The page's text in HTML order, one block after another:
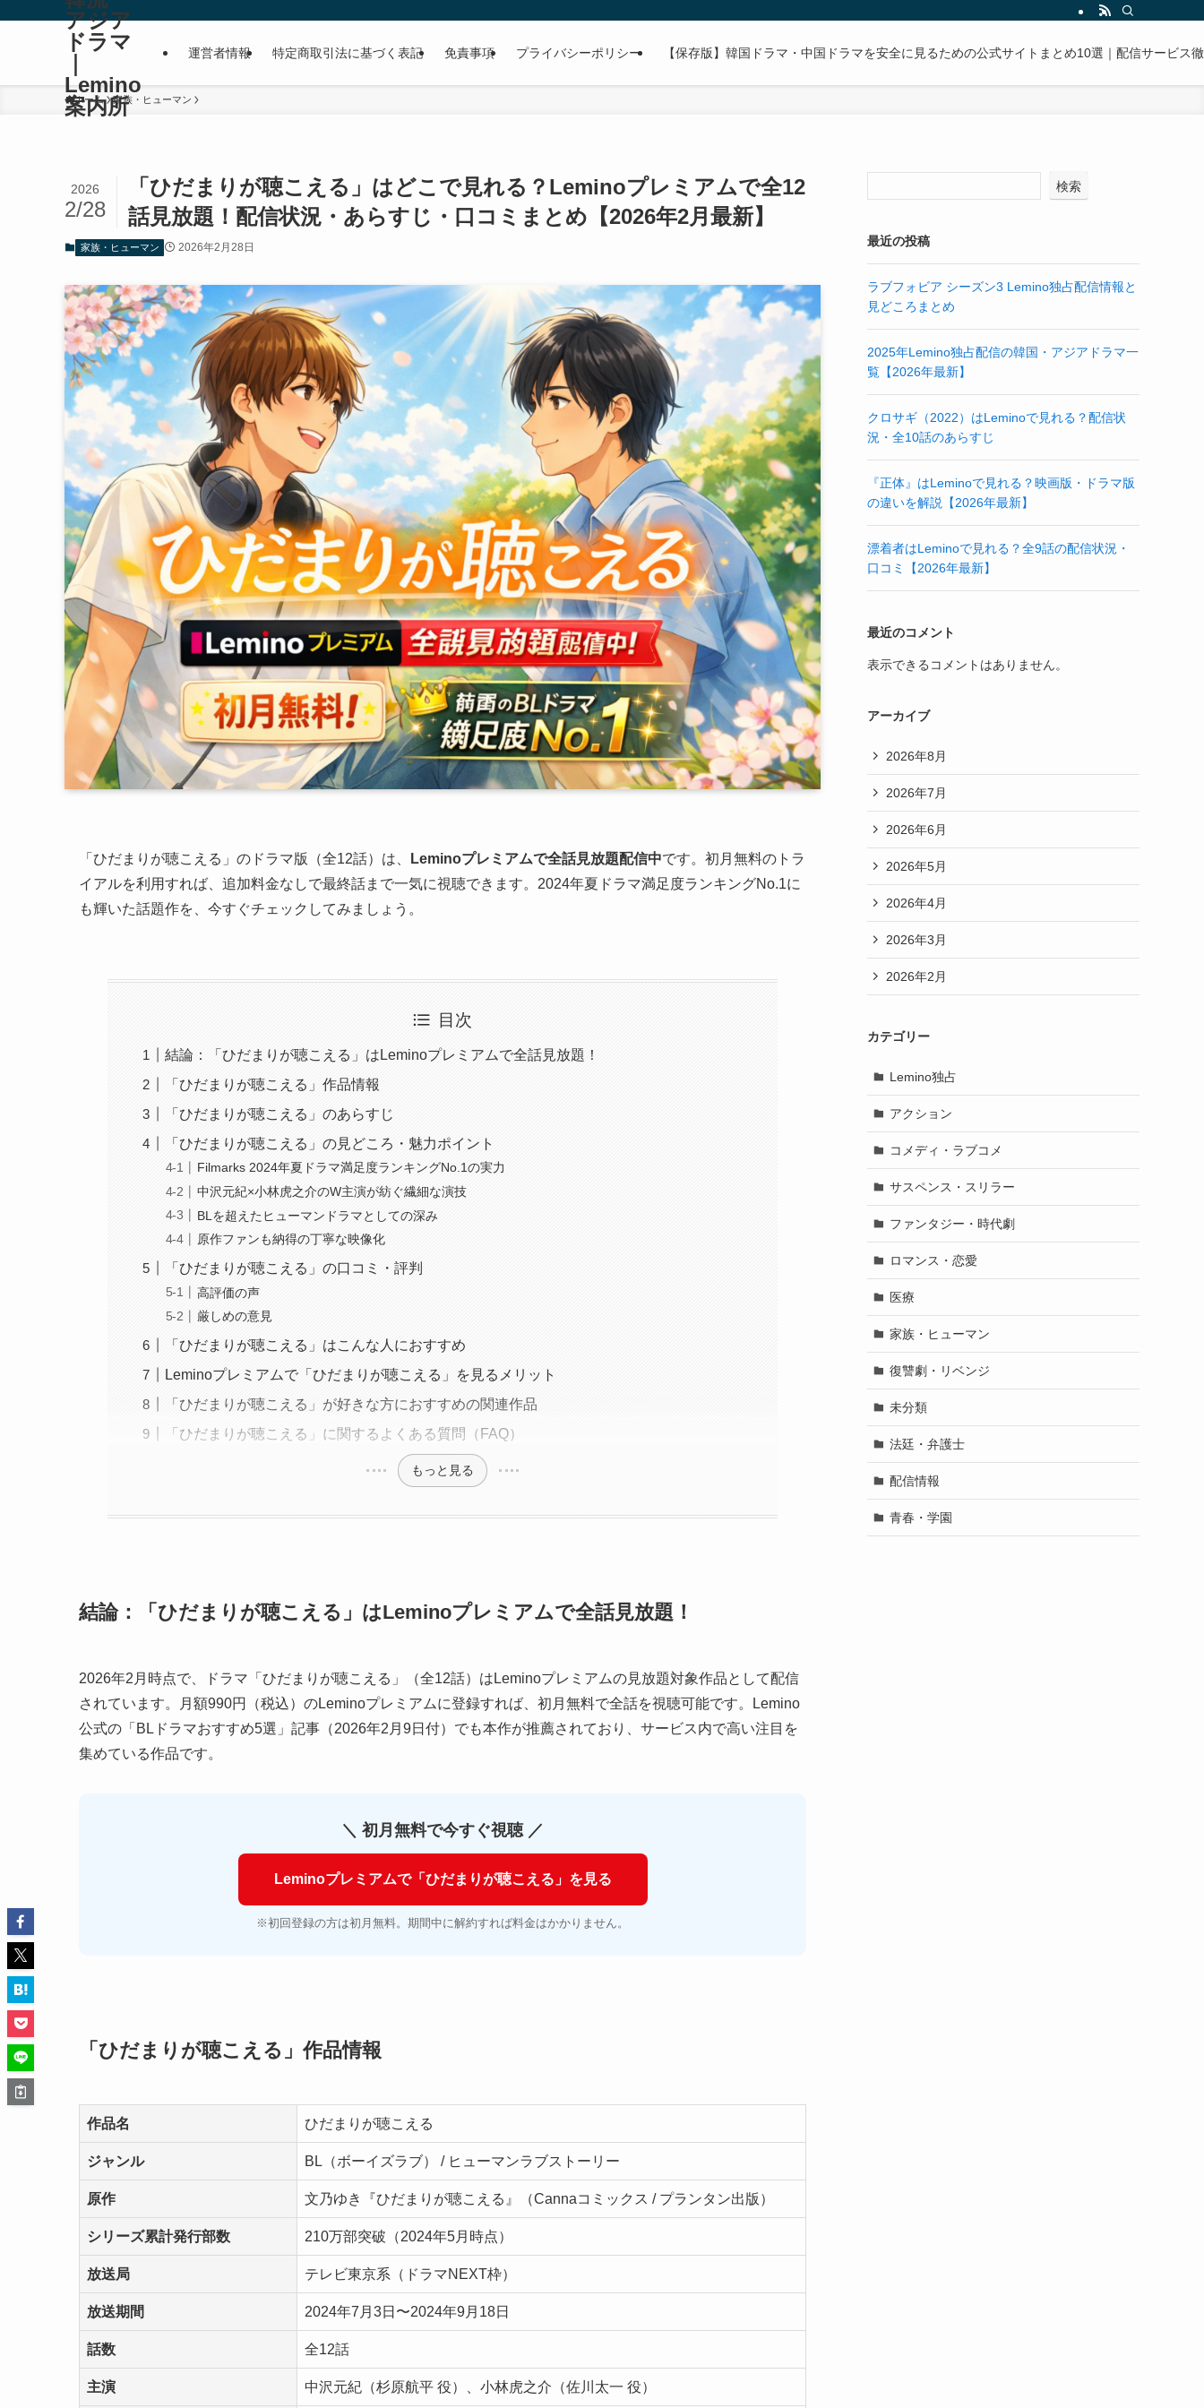
アジア
ドラマ
Lemino
案内所
運営者情報 特定商取引法に基づく表記 免責事項 プライバシーポリシー 【保存版】韓国ドラマ・中国ドラマを安全に見るための公式サイトまとめ10選｜配信サービス
ホーム 家族・ヒューマン
「ひだまりが聴こえる」はどこで見れる？Leminoプレミアムで全12
話見放題！配信状況・あらすじ・口コミまとめ【2026年2月最新】
2026
2/28
家族・ヒューマン 2026年2月28日
「ひだまりが聴こえる」のドラマ版（全12話）は、 Leminoプレミアムで全話見放題配信中です。初月無料のトラ
イアルを利用すれば、追加料金なしで最終話まで一気に視聴できます。2024年夏ドラマ満足度ランキングNo.1に
も輝いた話題作を、今すぐチェックしてみましょう。
目次
結論：「ひだまりが聴こえる」はLeminoプレミアムで全話見放題！
「ひだまりが聴こえる」作品情報
「ひだまりが聴こえる」のあらすじ
「ひだまりが聴こえる」の見どころ・魅力ポイント
Filmarks 2024年夏ドラマ満足度ランキングNo.1の実力
中沢元紀×小林虎之介のW主演が紡ぐ繊細な演技
BLを超えたヒューマンドラマとしての深み
原作ファンも納得の丁寧な映像化
「ひだまりが聴こえる」の口コミ・評判
高評価の声
厳しめの意見
「ひだまりが聴こえる」はこんな人におすすめ
Leminoプレミアムで「ひだまりが聴こえる」を見るメリット
「ひだまりが聴こえる」が好きな方におすすめの関連作品
「ひだまりが聴こえる」に関するよくある質問（FAQ）
もっと見る
結論：「ひだまりが聴こえる」はLeminoプレミアムで全話見放題！
2026年2月時点で、ドラマ「ひだまりが聴こえる」（全12話）はLeminoプレミアムの見放題対象作品として配信
されています。月額990円（税込）のLeminoプレミアムに登録すれば、初月無料で全話を視聴可能です。Lemino
公式の「BLドラマおすすめ5選」記事（2026年2月9日付）でも本作が推薦されており、サービス内で高い注目を
集めている作品です。
＼ 初月無料で今すぐ視聴 ／
Leminoプレミアムで「ひだまりが聴こえる」を見る
※初回登録の方は初月無料。期間中に解約すれば料金はかかりません。
「ひだまりが聴こえる」作品情報
作品名 ひだまりが聴こえる
ジャンル BL（ボーイズラブ） / ヒューマンラブストーリー
原作 文乃ゆき『ひだまりが聴こえる』（Cannaコミックス / プランタン出版）
シリーズ累計発行部数 210万部突破（2024年5月時点）
放送局 テレビ東京系（ドラマNEXT枠）
放送期間 2024年7月3日〜2024年9月18日
話数 全12話
主演 中沢元紀（杉原航平 役）、小林虎之介（佐川太一 役）
検索
最近の投稿
ラブフォビア シーズン3 Lemino独占配信情報と
見どころまとめ
2025年Lemino独占配信の韓国・アジアドラマ一
覧【2026年最新】
クロサギ（2022）はLeminoで見れる？配信状
況・全10話のあらすじ
『正体』はLeminoで見れる？映画版・ドラマ版
の違いを解説【2026年最新】
漂着者はLeminoで見れる？全9話の配信状況・
口コミ【2026年最新】
最近のコメント
表示できるコメントはありません。
アーカイブ
2026年8月
2026年7月
2026年6月
2026年5月
2026年4月
2026年3月
2026年2月
カテゴリー
Lemino独占
アクション
コメディ・ラブコメ
サスペンス・スリラー
ファンタジー・時代劇
ロマンス・恋愛
医療
家族・ヒューマン
復讐劇・リベンジ
未分類
法廷・弁護士
配信情報
青春・学園